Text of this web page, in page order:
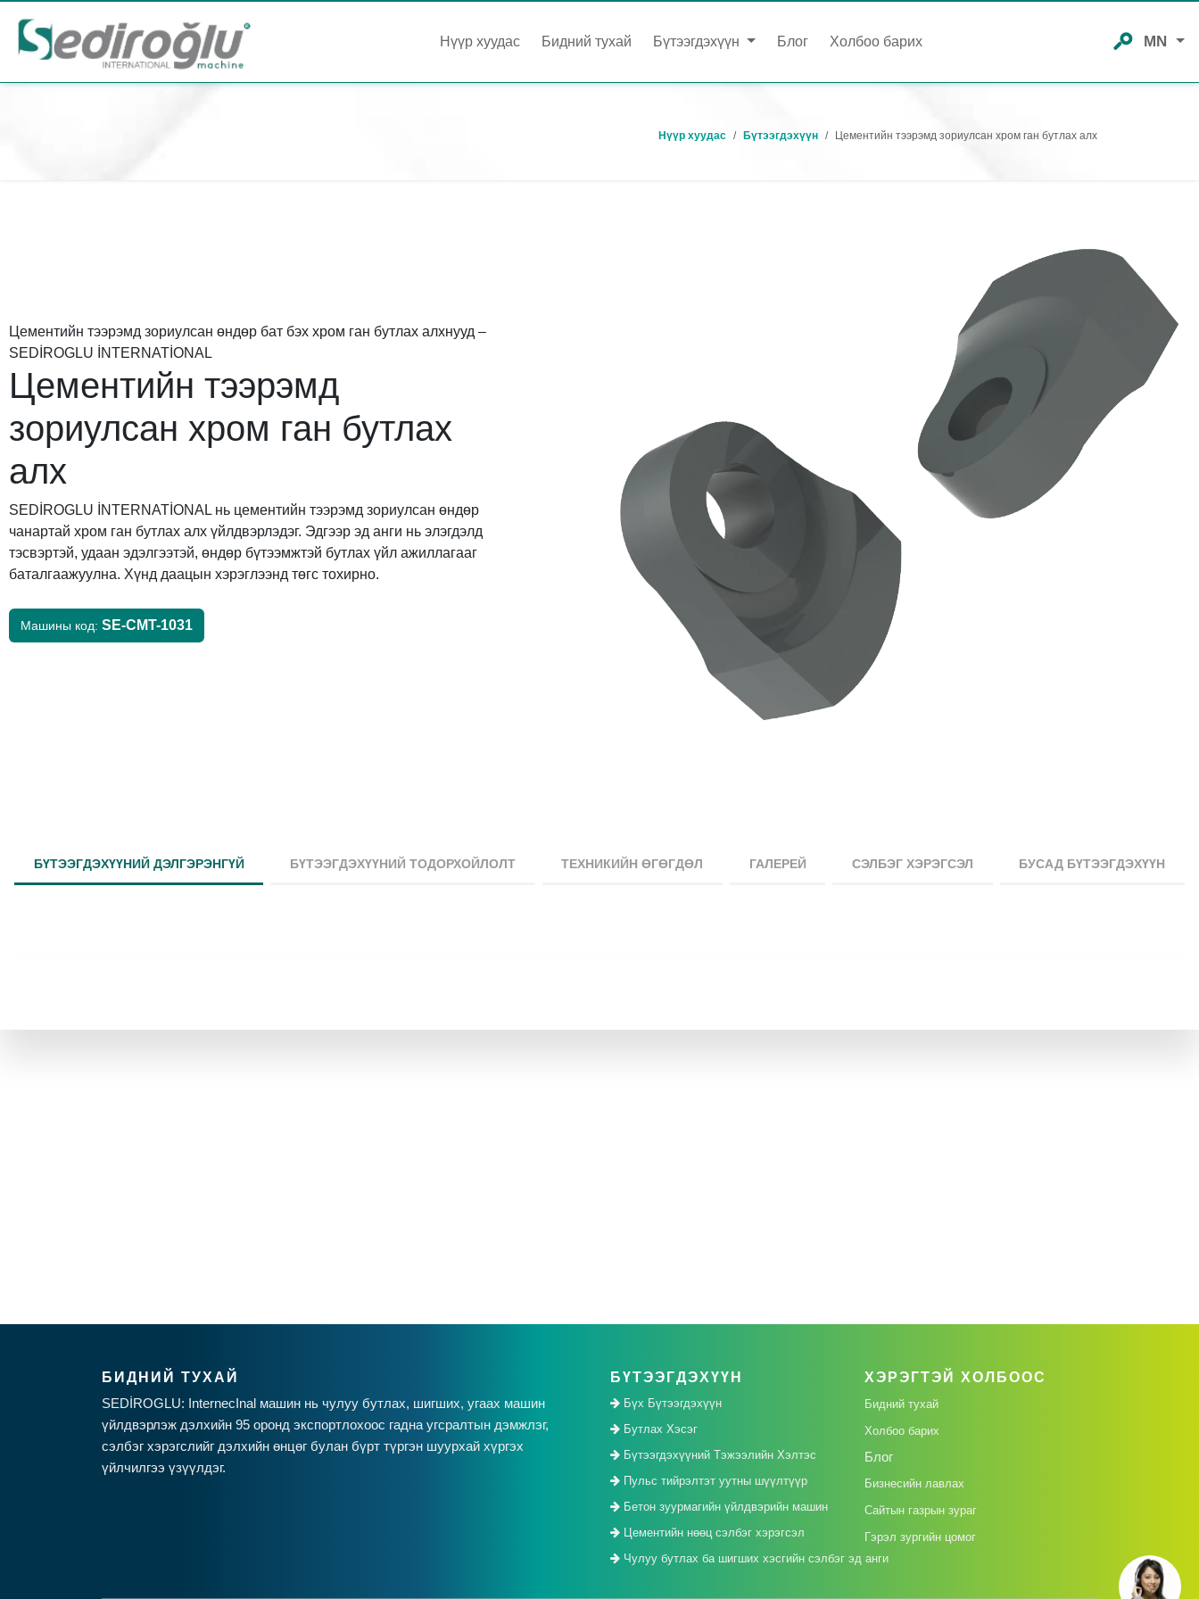
Нүүр хуудас Бидний тухай Бүтээгдэхүүн Блог Холбоо барих MN
Нүүр хуудас Бүтээгдэхүүн Цементийн тээрэмд зориулсан хром ган бутлах алх
Цементийн тээрэмд зориулсан өндөр бат бэх хром ган бутлах алхнууд –
SEDİROGLU İNTERNATİONAL
Цементийн тээрэмд
зориулсан хром ган бутлах
алх
SEDİROGLU İNTERNATİONAL нь цементийн тээрэмд зориулсан өндөр
чанартай хром ган бутлах алх үйлдвэрлэдэг. Эдгээр эд анги нь элэгдэлд
тэсвэртэй, удаан эдэлгээтэй, өндөр бүтээмжтэй бутлах үйл ажиллагааг
баталгаажуулна. Хүнд даацын хэрэглээнд төгс тохирно.
Машины код: SE-CMT-1031
БҮТЭЭГДЭХҮҮНИЙ ДЭЛГЭРЭНГҮЙ БҮТЭЭГДЭХҮҮНИЙ ТОДОРХОЙЛОЛТ ТЕХНИКИЙН ӨГӨГДӨЛ ГАЛЕРЕЙ СЭЛБЭГ ХЭРЭГСЭЛ БУСАД БҮТЭЭГДЭХҮҮН
БИДНИЙ ТУХАЙ
SEDİROGLU: InternecInal машин нь чулуу бутлах, шигших, угаах машин
үйлдвэрлэж дэлхийн 95 оронд экспортлохоос гадна угсралтын дэмжлэг,
сэлбэг хэрэгслийг дэлхийн өнцөг булан бүрт түргэн шуурхай хүргэх
үйлчилгээ үзүүлдэг.
БҮТЭЭГДЭХҮҮН
Бүх Бүтээгдэхүүн
Бутлах Хэсэг
Бүтээгдэхүүний Тэжээлийн Хэлтэс
Пульс тийрэлтэт уутны шүүлтүүр
Бетон зуурмагийн үйлдвэрийн машин
Цементийн нөөц сэлбэг хэрэгсэл
Чулуу бутлах ба шигших хэсгийн сэлбэг эд анги
ХЭРЭГТЭЙ ХОЛБООС
Бидний тухай
Холбоо барих
Блог
Бизнесийн лавлах
Сайтын газрын зураг
Гэрэл зургийн цомог